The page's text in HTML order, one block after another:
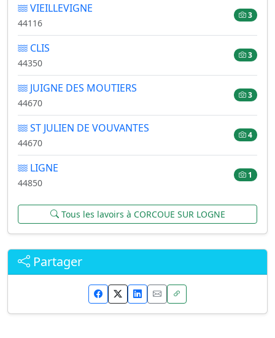
VIEILLEVIGNE
44116
3
CLIS
44350
3
JUIGNE DES MOUTIERS
44670
3
ST JULIEN DE VOUVANTES
44670
4
LIGNE
44850
1
Tous les lavoirs à CORCOUE SUR LOGNE
Partager